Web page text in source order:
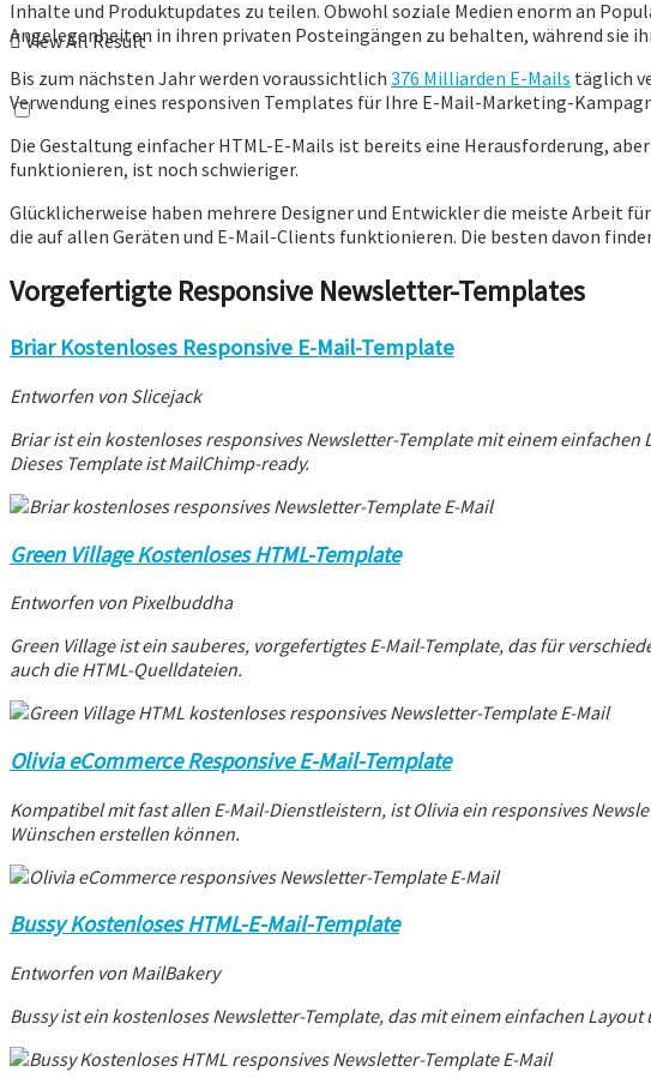
View All Result
Inhalte und Produktupdates zu teilen. Obwohl soziale Medien enorm an
Angelegenheiten in ihren privaten Posteingängen zu behalten, während sie
Bis zum nächsten Jahr werden voraussichtlich 376 Milliarden E-Mails täglich
Verwendung eines responsiven Templates für Ihre E-Mail-Marketing-
Die Gestaltung einfacher HTML-E-Mails ist bereits eine Herausforderung,
funktionieren, ist noch schwieriger.
Glücklicherweise haben mehrere Designer und Entwickler die meiste Arbeit
die auf allen Geräten und E-Mail-Clients funktionieren. Die besten davon
Vorgefertigte Responsive Newsletter-Templates
Briar Kostenloses Responsive E-Mail-Template
Entworfen von Slicejack
Briar ist ein kostenloses responsives Newsletter-Template mit einem
Dieses Template ist MailChimp-ready.
Green Village Kostenloses HTML-Template
Entworfen von Pixelbuddha
Green Village ist ein sauberes, vorgefertigtes E-Mail-Template, das für
auch die HTML-Quelldateien.
Olivia eCommerce Responsive E-Mail-Template
Kompatibel mit fast allen E-Mail-Dienstleistern, ist Olivia ein responsives
Wünschen erstellen können.
Bussy Kostenloses HTML-E-Mail-Template
Entworfen von MailBakery
Bussy ist ein kostenloses Newsletter-Template, das mit einem einfachen